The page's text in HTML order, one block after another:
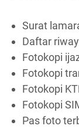
Surat
Daftar
Fotokopi
Fotokopi
Fotokopi
Fotokopi
Pas foto